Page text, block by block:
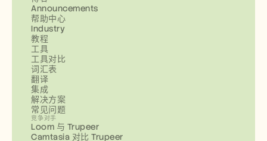
Announcements
帮助中心
Industry
教程
工具
工具对比
词汇表
翻译
集成
解决方案
常见问题
竞争对手
Loom 与 Trupeer
Camtasia 对比 Trupeer